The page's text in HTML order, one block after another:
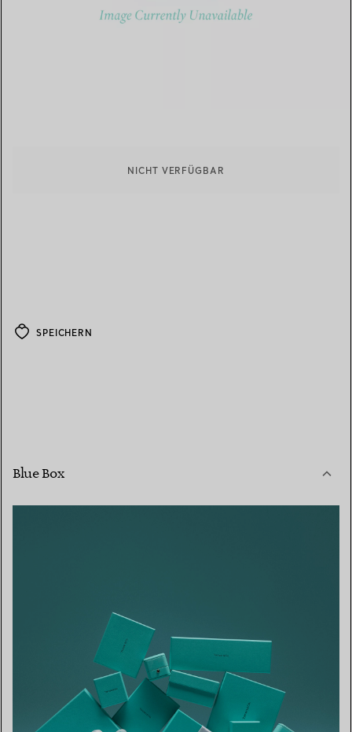
NICHT VERFÜGBAR
SPEICHERN
Blue Box